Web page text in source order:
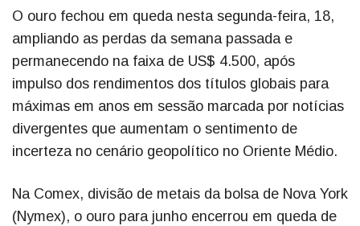
O ouro fechou em queda nesta segunda-feira, 18,
ampliando as perdas da semana passada e
permanecendo na faixa de US$ 4.500, após
impulso dos rendimentos dos títulos globais para
máximas em anos em sessão marcada por notícias
divergentes que aumentam o sentimento de
incerteza no cenário geopolítico no Oriente Médio.
Na Comex, divisão de metais da bolsa de Nova York
(Nymex), o ouro para junho encerrou em queda de